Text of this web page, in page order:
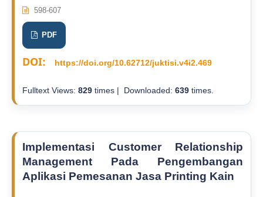
598-607
PDF
DOI: https://doi.org/10.62712/juktisi.v4i2.469
Fulltext Views: 829times | Downloaded: 639times.
Implementasi Customer Relationship
Management Pada Pengembangan
Aplikasi Pemesanan Jasa Printing Kain